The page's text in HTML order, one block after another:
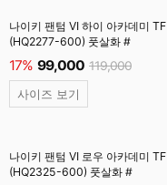
나이키 팬텀 VI 하이 아카데미 TF
(HQ2277-600) 풋살화 #
17% 99,000 119,000
사이즈 보기
나이키 팬텀 VI 로우 아카데미 TF
(HQ2325-600) 풋살화 #